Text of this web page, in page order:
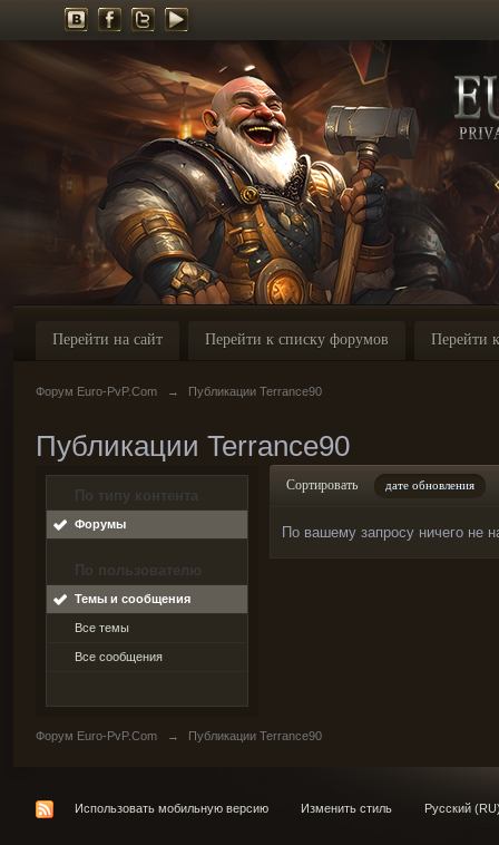
Перейти на сайт Перейти к списку форумов Перейти
Форум Euro-PvP.Com → Публикации Terrance90
Публикации Terrance90
По типу контента
Форумы
По пользователю
Темы и сообщения
Все темы
Все сообщения
Сортировать дате обновления
По вашему запросу ничего не
Форум Euro-PvP.Com → Публикации Terrance90
Использовать мобильную версию Изменить стиль Русский